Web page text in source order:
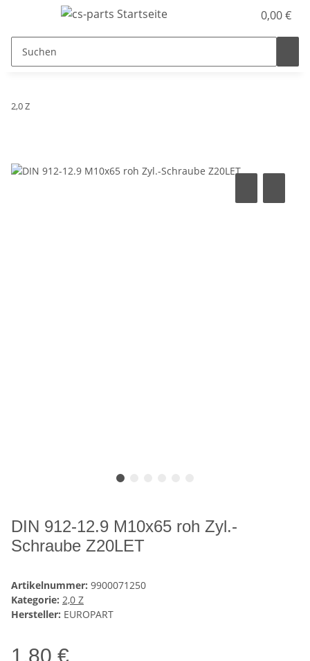
0,00 €
2,0 Z
DIN 912-12.9 M10x65 roh Zyl.-
Schraube Z20LET
Artikelnummer: 9900071250
Kategorie: 2,0 Z
Hersteller: EUROPART
1,80 €